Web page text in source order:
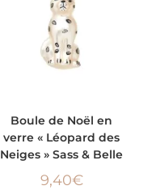
Boule de Noël en
verre « Léopard des
Neiges » Sass & Belle
9,40€